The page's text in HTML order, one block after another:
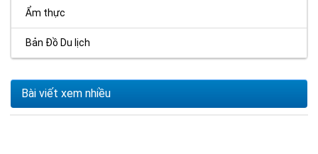
Ẩm thực
Bản Đồ Du lịch
Bài viết xem nhiều